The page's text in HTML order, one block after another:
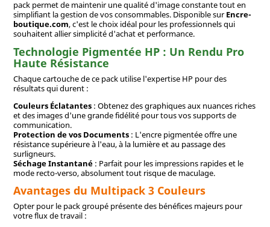
pack permet de maintenir une qualité d'image constante tout en
simplifiant la gestion de vos consommables. Disponible surEncre-
boutique.com, c'est le choix idéal pour les professionnels qui
souhaitent allier simplicité d'achat et performance.
Technologie Pigmentée HP : Un Rendu Pro
Haute Résistance
Chaque cartouche de ce pack utilise l'expertise HP pour des
résultats qui durent :
Couleurs Éclatantes: Obtenez des graphiques aux nuances riches
et des images d'une grande fidélité pour tous vos supports de
communication.
Protection de vos Documents: L'encre pigmentée offre une
résistance supérieure à l'eau, à la lumière et au passage des
surligneurs.
Séchage Instantané: Parfait pour les impressions rapides et le
mode recto-verso, absolument tout risque de maculage.
Avantages du Multipack 3 Couleurs
Opter pour le pack groupé présente des bénéfices majeurs pour
votre flux de travail :